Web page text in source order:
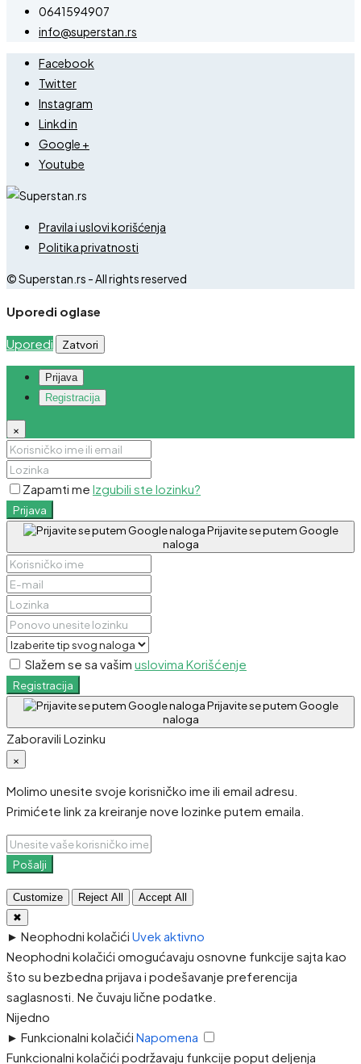
0641594907
info@superstan.rs
Facebook
Twitter
Instagram
Linkd in
Google +
Youtube
Pravila i uslovi korišćenja
Politika privatnosti
© Superstan.rs - All rights reserved
Uporedi oglase
Uporedi Zatvori
Prijava
Registracija
×
Zapamti me Izgubili ste lozinku?
Prijava
Prijavite se putem Google
naloga
Slažem se sa vašim uslovima Korišćenje
Registracija
Prijavite se putem Google
naloga
Zaboravili Lozinku
×
Molimo unesite svoje korisničko ime ili email adresu.
Primićete link za kreiranje nove lozinke putem emaila.
Pošalji
Customize Reject All
Accept All
✖
► Neophodni kolačići Uvek aktivno
Neophodni kolačići omogućavaju osnovne funkcije sajta kao
što su bezbedna prijava i podešavanje preferencija
saglasnosti. Ne čuvaju lične podatke.
Nijedno
► Funkcionalni kolačići Napomena
Funkcionalni kolačići podržavaju funkcije poput deljenja